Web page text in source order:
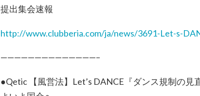
提出集会速報
http://www.clubberia.com/ja/news/3691-Let-s-
——————————————–
●Qetic 【風営法】Let’s DANCE『ダンス規制の見